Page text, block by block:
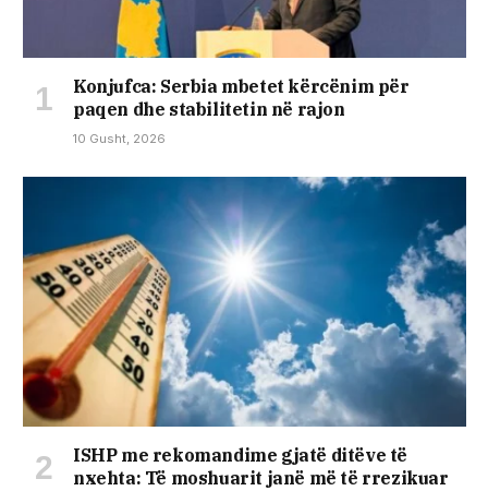
Konjufca: Serbia mbetet kërcënim për
paqen dhe stabilitetin në rajon
10 Gusht, 2026
ISHP me rekomandime gjatë ditëve të
nxehta: Të moshuarit janë më të rrezikuar